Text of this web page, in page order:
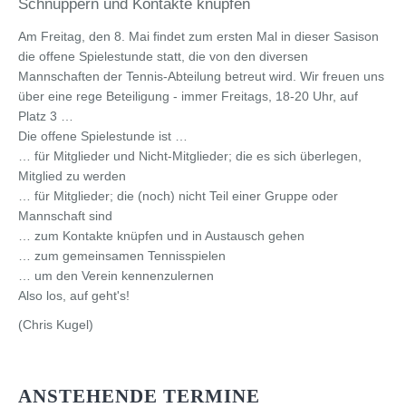
Schnuppern und Kontakte knüpfen
Am Freitag, den 8. Mai findet zum ersten Mal in dieser Sasison
die offene Spielestunde statt, die von den diversen
Mannschaften der Tennis-Abteilung betreut wird. Wir freuen uns
über eine rege Beteiligung - immer Freitags, 18-20 Uhr, auf
Platz 3 …
Die offene Spielestunde ist …
… für Mitglieder und Nicht-Mitglieder; die es sich überlegen,
Mitglied zu werden
… für Mitglieder; die (noch) nicht Teil einer Gruppe oder
Mannschaft sind
… zum Kontakte knüpfen und in Austausch gehen
… zum gemeinsamen Tennisspielen
… um den Verein kennenzulernen
Also los, auf geht's!
(Chris Kugel)
ANSTEHENDE TERMINE